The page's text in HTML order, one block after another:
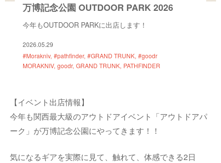
万博記念公園 OUTDOOR PARK 2026
今年もOUTDOOR PARKに出店します！
2026.05.29
#Morakniv #pathfinder #GRAND TRUNK #goodr
MORAKNIV goodr GRAND TRUNK PATHFINDER
【イベント出店情報】
今年も関西最大級のアウトドアイベント「アウトドアパ
ーク」が万博記念公園にやってきます！！
気になるギアを実際に見て、触れて、体感できる2日